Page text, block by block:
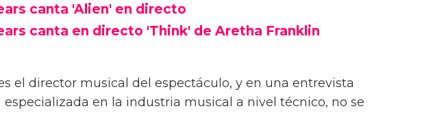
canta 'Alien' en directo
canta en directo 'Think' de Aretha Franklin
el director musical del espectáculo, y en una entrevista
especializada en la industria musical a nivel técnico, no se